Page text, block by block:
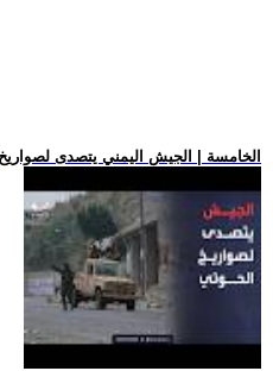
.. الخامسة | الجيش اليمني يتصدى